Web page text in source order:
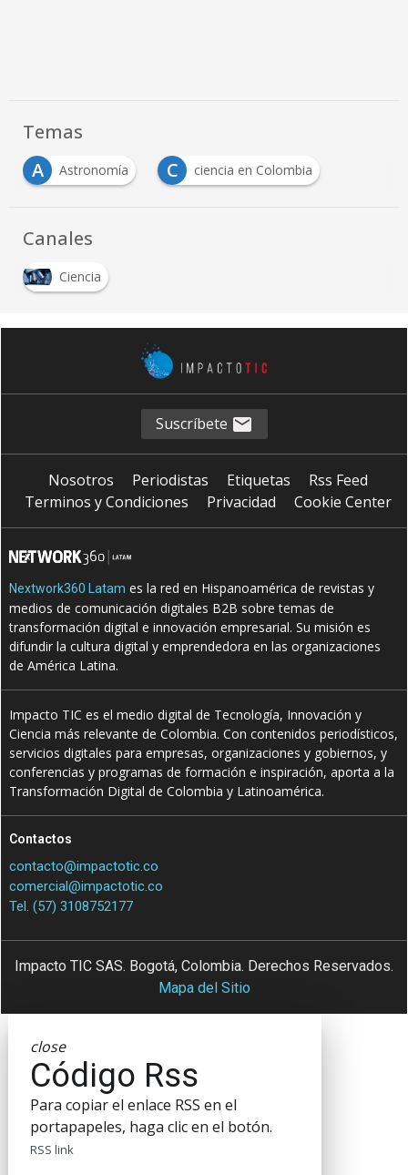
Temas
A
Astronomía C ciencia en Colombia
Canales
Ciencia
Suscríbete
Nosotros Periodistas Etiquetas
Rss Feed
Terminos y Condiciones
Privacidad Cookie Center
Nextwork360 Latam es la red en Hispanoamérica de revistas y
medios de comunicación digitales B2B sobre temas de
transformación digital e innovación empresarial. Su misión es
difundir la cultura digital y emprendedora en las organizaciones
de América Latina.
Impacto TIC es el medio digital de Tecnología, Innovación y
Ciencia más relevante de Colombia. Con contenidos periodísticos,
servicios digitales para empresas, organizaciones y gobiernos, y
conferencias y programas de formación e inspiración, aporta a la
Transformación Digital de Colombia y Latinoamérica.
Contactos
contacto@impactotic.co
comercial@impactotic.co
Tel. (57) 3108752177
Impacto TIC SAS. Bogotá, Colombia. Derechos Reservados.
Mapa del Sitio
close
Código Rss
Para copiar el enlace RSS en el
portapapeles, haga clic en el botón.
RSS link